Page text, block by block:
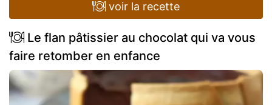
voir la recette
Le flan pâtissier au chocolat qui va vous
faire retomber en enfance